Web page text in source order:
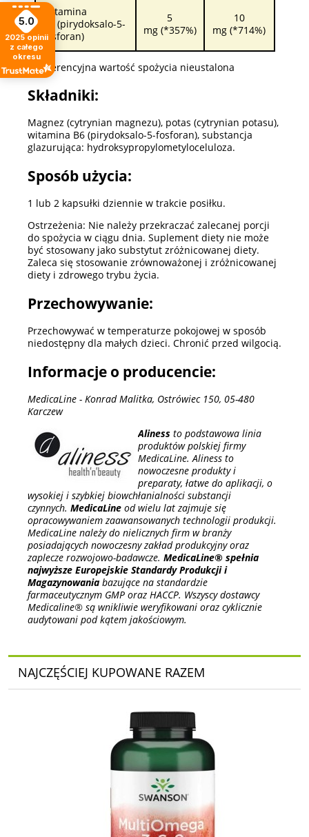
Witamina
B6 (pirydoksalo-5-
fosforan)
5
mg (*357%)
10
mg (*714%)
* Referencyjna wartość spożycia nieustalona
Składniki:
Magnez (cytrynian magnezu), potas (cytrynian potasu),
witamina B6 (pirydoksalo-5-fosforan), substancja
glazurująca: hydroksypropylometyloceluloza.
Sposób użycia:
1 lub 2 kapsułki dziennie w trakcie posiłku.
Ostrzeżenia: Nie należy przekraczać zalecanej porcji
do spożycia w ciągu dnia. Suplement diety nie może
być stosowany jako substytut zróżnicowanej diety.
Zaleca się stosowanie zrównoważonej i zróżnicowanej
diety i zdrowego trybu życia.
Przechowywanie:
Przechowywać w temperaturze pokojowej w sposób
niedostępny dla małych dzieci. Chronić przed wilgocią.
Informacje o producencie:
MedicaLine - Konrad Malitka, Ostrówiec 150, 05-480
Karczew
Aliness to podstawowa linia
produktów polskiej firmy
MedicaLine. Aliness to
nowoczesne produkty i
preparaty, łatwe do aplikacji, o
wysokiej i szybkiej biowchłanialności substancji
czynnych. MedicaLine od wielu lat zajmuje się
opracowywaniem zaawansowanych technologii produkcji.
MedicaLine należy do nielicznych firm w branży
posiadających nowoczesny zakład produkcyjny oraz
zaplecze rozwojowo-badawcze. MedicaLine® spełnia
najwyższe Europejskie Standardy Produkcji i
Magazynowania bazujące na standardzie
farmaceutycznym GMP oraz HACCP. Wszyscy dostawcy
Medicaline® są wnikliwie weryfikowani oraz cyklicznie
audytowani pod kątem jakościowym.
NAJCZĘŚCIEJ KUPOWANE RAZEM
5.0
2025 opinii
z całego
okresu